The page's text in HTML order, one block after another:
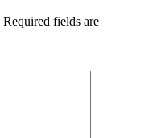
Required fields are